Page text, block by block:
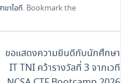
ขาไอที. Bookmark the
ขอแสดงความยินดีกับนักศึกษา
IT TNI คว้ารางวัลที่ 3 จากเวที